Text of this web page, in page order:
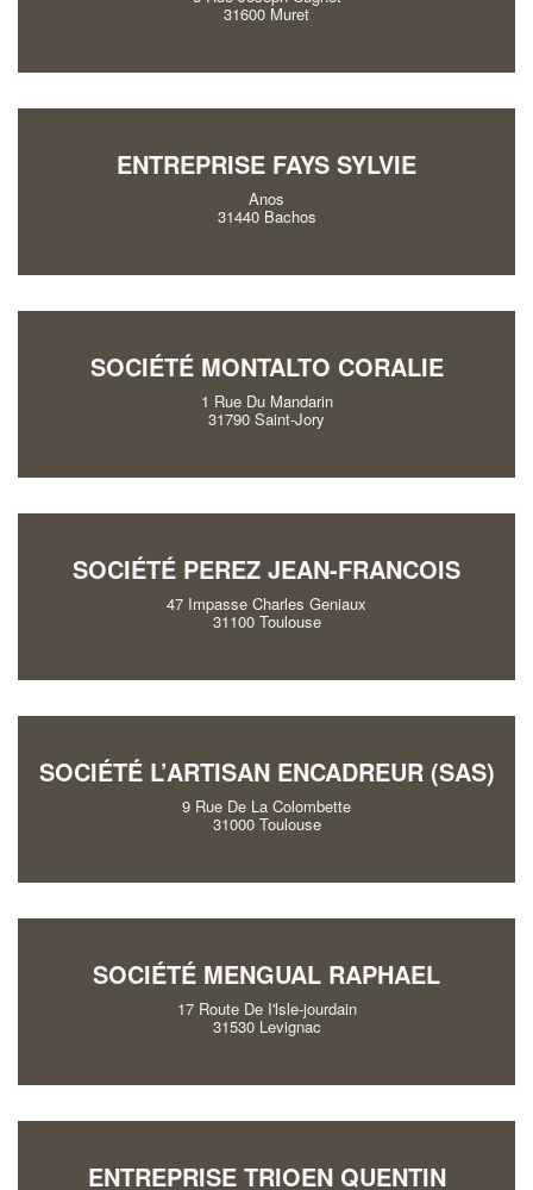
31600 Muret
ENTREPRISE FAYS SYLVIE
Anos
31440 Bachos
SOCIÉTÉ MONTALTO CORALIE
1 Rue Du Mandarin
31790 Saint-Jory
SOCIÉTÉ PEREZ JEAN-FRANCOIS
47 Impasse Charles Geniaux
31100 Toulouse
SOCIÉTÉ L’ARTISAN ENCADREUR (SAS)
9 Rue De La Colombette
31000 Toulouse
SOCIÉTÉ MENGUAL RAPHAEL
17 Route De I'lsle-jourdain
31530 Levignac
ENTREPRISE TRIOEN QUENTIN